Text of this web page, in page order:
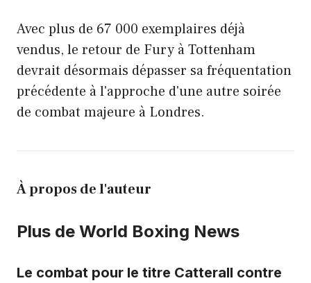
Avec plus de 67 000 exemplaires déjà
vendus, le retour de Fury à Tottenham
devrait désormais dépasser sa fréquentation
précédente à l'approche d'une autre soirée
de combat majeure à Londres.
À propos de l'auteur
Plus de World Boxing News
Le combat pour le titre Catterall contre